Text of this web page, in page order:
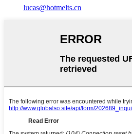
lucas@hotmelts.cn